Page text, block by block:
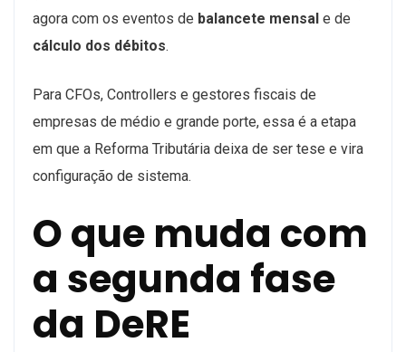
agora com os eventos de balancete mensal e de
cálculo dos débitos.
Para CFOs, Controllers e gestores fiscais de
empresas de médio e grande porte, essa é a etapa
em que a Reforma Tributária deixa de ser tese e vira
configuração de sistema.
O que muda com
a segunda fase
da DeRE